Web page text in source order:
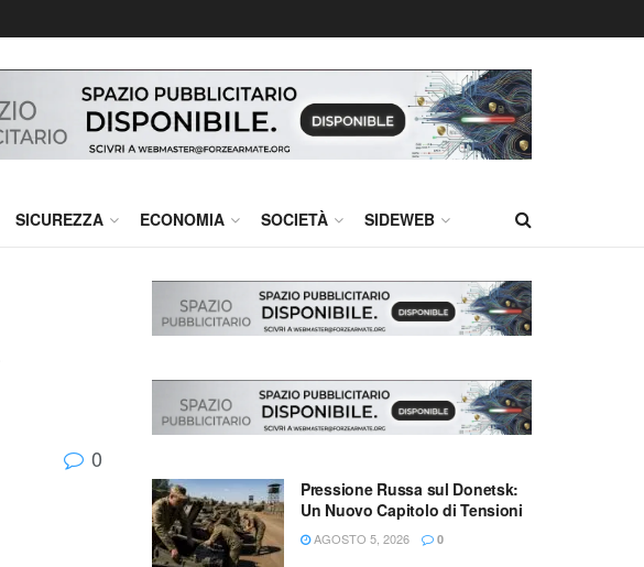
SICUREZZA ECONOMIA SOCIETÀ SIDEWEB
0
Pressione Russa sul Donetsk:
Un Nuovo Capitolo di Tensioni
AGOSTO 5, 2026 0